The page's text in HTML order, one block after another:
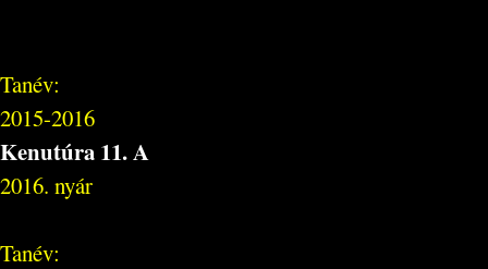
Tanév:
2015-2016
Kenutúra 11. A
2016. nyár
Tanév: